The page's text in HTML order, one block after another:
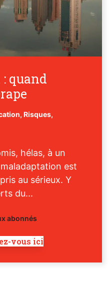
quand
, Risques,
hélas, à un
est
au sérieux. Y
du...
abonnés
vous ici